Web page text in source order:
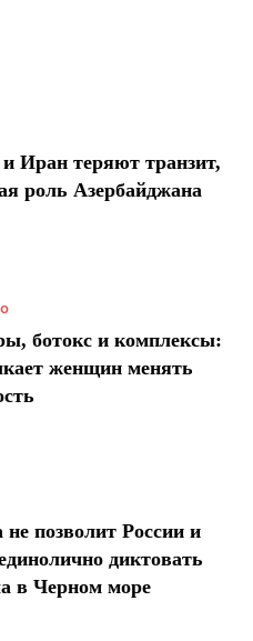
и Иран теряют транзит,
роль Азербайджана
ботокс и комплексы:
женщин менять
не позволит России и
диктовать
в Черном море